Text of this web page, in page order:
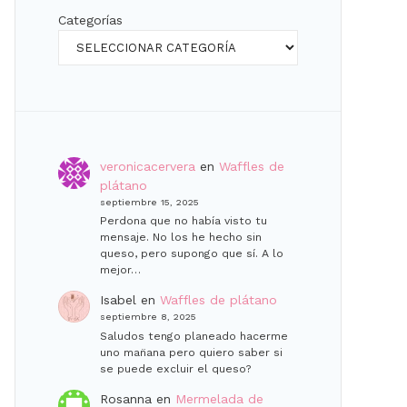
Categorías
veronicacervera en Waffles de
plátano
septiembre 15, 2025
Perdona que no había visto tu
mensaje. No los he hecho sin
queso, pero supongo que sí. A lo
mejor…
Isabel en Waffles de plátano
septiembre 8, 2025
Saludos tengo planeado hacerme
uno man̈ana pero quiero saber si
se puede excluir el queso?
Rosanna en Mermelada de